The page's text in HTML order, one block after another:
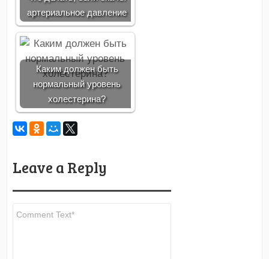
артериальное давление
Каким должен быть
нормальный уровень
холестерина?
Leave a Reply